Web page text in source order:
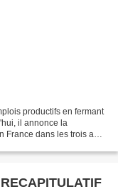
productifs en fermant
il annonce la
dans les trois ans